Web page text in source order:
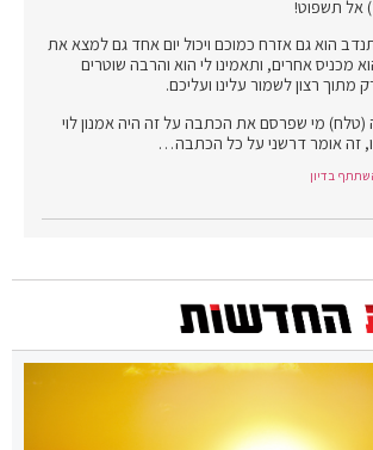
אל תשפוט!
הוא גם אזרח כמוכם ויכול יום אחד גם למצא את
מכניס אחרים, ותאמינו לי הוא והרבה שוטרים
מתוך רצון לשמור עלינו ועליכם.
(טלח) מי שפרסם את הכתבה על זה היה אמנון לוי
זה אומר דרשני על כל הכתבה…
בדיון